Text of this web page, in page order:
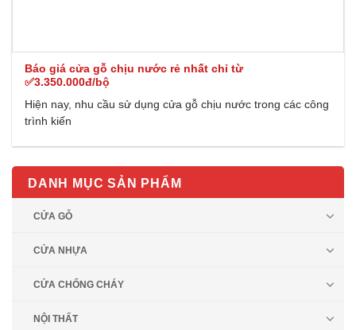
Báo giá cửa gỗ chịu nước rẻ nhất chỉ từ
✅3.350.000đ/bộ
Hiện nay, nhu cầu sử dụng cửa gỗ chịu nước trong các công
trình kiến
DANH MỤC SẢN PHẨM
CỬA GỖ
CỬA NHỰA
CỬA CHỐNG CHÁY
NỘI THẤT